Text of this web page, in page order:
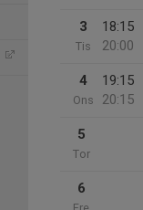
3
Tis
18:15
20:00
4
Ons
19:15
20:15
5
Tor
6